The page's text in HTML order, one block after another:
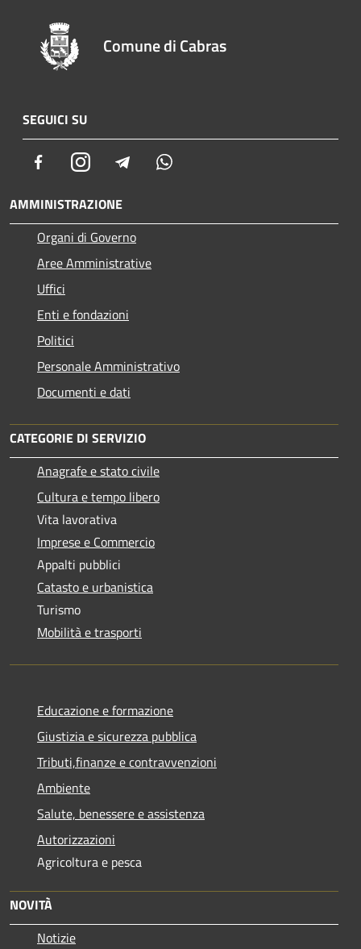
Comune di Cabras
SEGUICI SU
FacebookInstagram Telegram
AMMINISTRAZIONE
Organi di Governo
Aree Amministrative
Uffici
Enti e fondazioni
Politici
Personale Amministrativo
Documenti e dati
CATEGORIE DI SERVIZIO
Anagrafe e stato civile
Cultura e tempo libero
Vita lavorativa
Imprese e Commercio
Appalti pubblici
Catasto e urbanistica
Turismo
Mobilità e trasporti
Educazione e formazione
Giustizia e sicurezza pubblica
Tributi,finanze e contravvenzioni
Ambiente
Salute, benessere e assistenza
Autorizzazioni
Agricoltura e pesca
NOVITÀ
Notizie